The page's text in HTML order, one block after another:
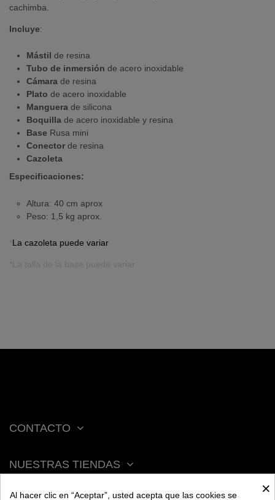
cachimba.
Incluye:
Mástil de resina
Tubo de inmersión de acero inoxidable
Cámara de resina
Plato de acero inoxidable
Manguera de silicona
Boquilla de acero inoxidable y resina
Base Rusa mini
Conector de resina
Cazoleta
Especificaciones:
Altura: 40 cm aprox
Peso: 1,5 kg aprox.
La cazoleta puede variar
CONTACTO
NUESTRAS TIENDAS
×
Al hacer clic en “Aceptar”, usted acepta que las cookies se